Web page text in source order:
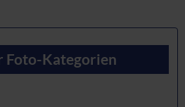
Foto-Kategorien